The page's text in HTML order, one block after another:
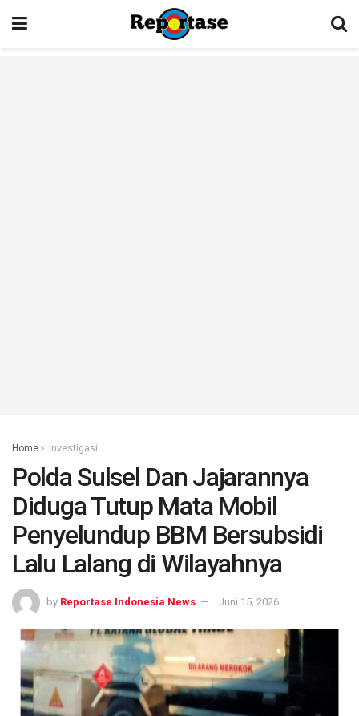
Home Investigasi
Polda Sulsel Dan Jajarannya
Diduga Tutup Mata Mobil
Penyelundup BBM Bersubsidi
Lalu Lalang di Wilayahnya
by Reportase Indonesia News Juni 15, 2026